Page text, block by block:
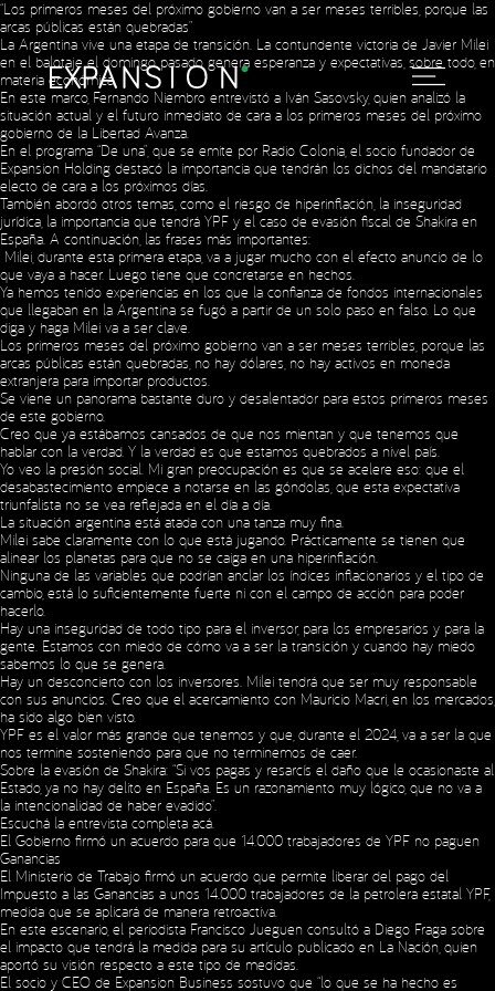
“Los primeros meses del próximo gobierno van a ser meses terribles, porque las
arcas públicas están quebradas”
La Argentina vive una etapa de transición. La contundente victoria de Javier Milei
en el balotaje el domingo pasado genera esperanza y expectativas, sobre todo, en
materia económica.
En este marco, Fernando Niembro entrevistó a Iván Sasovsky, quien analizó la
situación actual y el futuro inmediato de cara a los primeros meses del próximo
gobierno de la Libertad Avanza.
En el programa “De una”, que se emite por Radio Colonia, el socio fundador de
Expansion Holding destacó la importancia que tendrán los dichos del mandatario
electo de cara a los próximos días.
También abordó otros temas, como el riesgo de hiperinflación, la inseguridad
jurídica, la importancia que tendrá YPF y el caso de evasión fiscal de Shakira en
España. A continuación, las frases más importantes:
Milei, durante esta primera etapa, va a jugar mucho con el efecto anuncio de lo
que vaya a hacer. Luego tiene que concretarse en hechos.
Ya hemos tenido experiencias en los que la confianza de fondos internacionales
que llegaban en la Argentina se fugó a partir de un solo paso en falso. Lo que
diga y haga Milei va a ser clave.
Los primeros meses del próximo gobierno van a ser meses terribles, porque las
arcas públicas están quebradas, no hay dólares, no hay activos en moneda
extranjera para importar productos.
Se viene un panorama bastante duro y desalentador para estos primeros meses
de este gobierno.
Creo que ya estábamos cansados de que nos mientan y que tenemos que
hablar con la verdad. Y la verdad es que estamos quebrados a nivel país.
Yo veo la presión social. Mi gran preocupación es que se acelere eso: que el
desabastecimiento empiece a notarse en las góndolas, que esta expectativa
triunfalista no se vea reflejada en el día a día.
La situación argentina está atada con una tanza muy fina.
Milei sabe claramente con lo que está jugando. Prácticamente se tienen que
alinear los planetas para que no se caiga en una hiperinflación.
Ninguna de las variables que podrían anclar los índices inflacionarios y el tipo de
cambio, está lo suficientemente fuerte ni con el campo de acción para poder
hacerlo.
Hay una inseguridad de todo tipo para el inversor, para los empresarios y para la
gente. Estamos con miedo de cómo va a ser la transición y cuando hay miedo
sabemos lo que se genera.
Hay un desconcierto con los inversores. Milei tendrá que ser muy responsable
con sus anuncios. Creo que el acercamiento con Mauricio Macri, en los mercados,
ha sido algo bien visto.
YPF es el valor más grande que tenemos y que, durante el 2024, va a ser la que
nos termine sosteniendo para que no terminemos de caer.
Sobre la evasión de Shakira: “Si vos pagas y resarcís el daño que le ocasionaste al
Estado, ya no hay delito en España. Es un razonamiento muy lógico, que no va a
la intencionalidad de haber evadido”.
Escuchá la entrevista completa acá
El Gobierno firmó un acuerdo para que 14.000 trabajadores de YPF no paguen
Ganancias
El Ministerio de Trabajo firmó un acuerdo que permite liberar del pago del
Impuesto a las Ganancias a unos 14.000 trabajadores de la petrolera estatal YPF,
medida que se aplicará de manera retroactiva.
En este escenario, el periodista Francisco Jueguen consultó a Diego Fraga sobre
el impacto que tendrá la medida para su artículo publicado en La Nación, quien
aportó su visión respecto a este tipo de medidas.
El socio y CEO de Expansion Business sostuvo que “lo que se ha hecho es
Social Media